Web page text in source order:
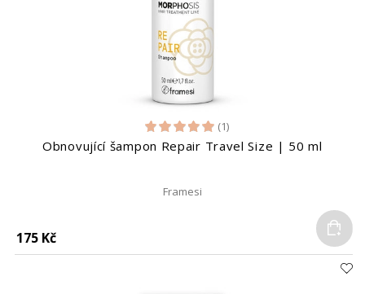
(1)
Obnovující šampon Repair Travel Size | 50 ml
Framesi
175 Kč